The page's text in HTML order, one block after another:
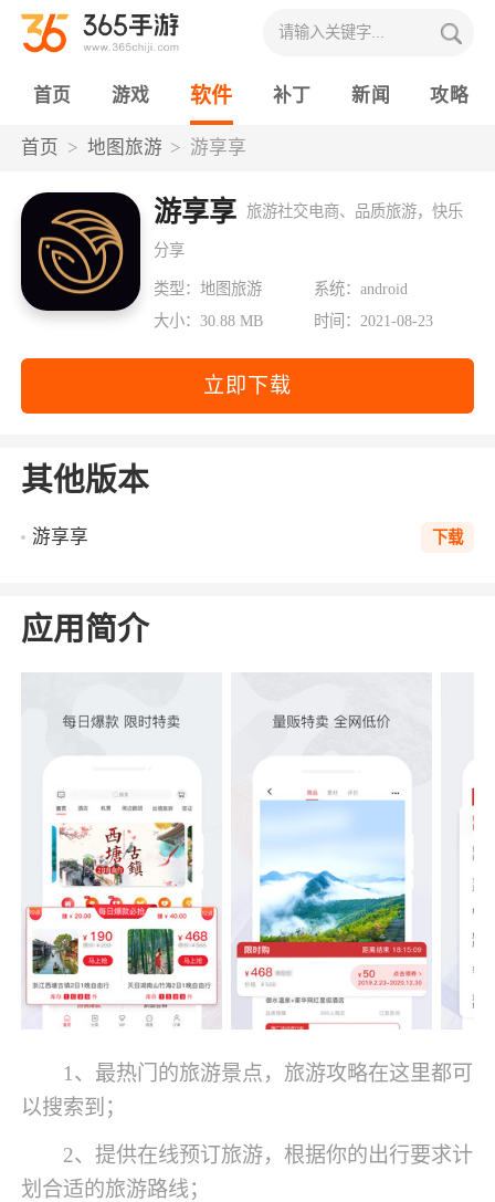
首页 游戏 软件 补丁 新闻 攻略
首页 地图旅游 游享享
游享享 旅游社交电商、品质旅游，快乐
分享
类型：地图旅游
系统：android
大小：30.88 MB
时间：2021-08-23
立即下载
其他版本
游享享 下载
应用简介
1、最热门的旅游景点，旅游攻略在这里都可
以搜索到；
2、提供在线预订旅游，根据你的出行要求计
划合适的旅游路线；